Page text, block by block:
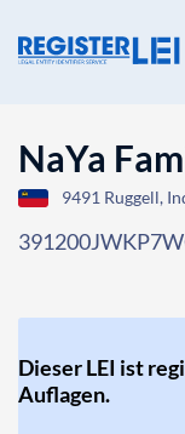
NaYa
9491 Ruggell,
Dieser LEI ist
Auflagen.